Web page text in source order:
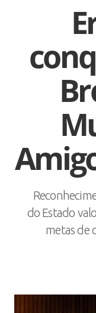
do Estado
metas de